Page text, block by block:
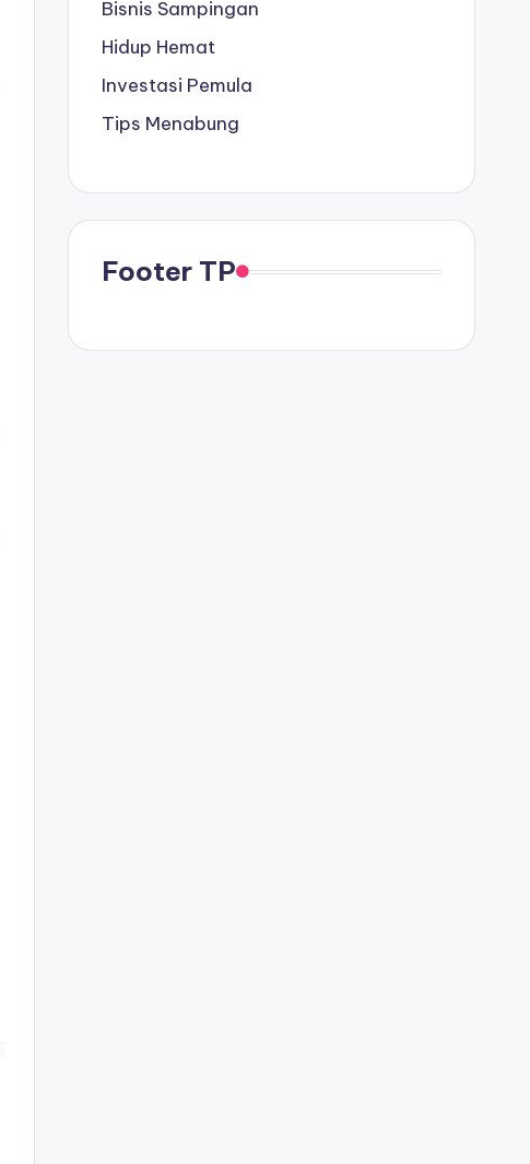
Bisnis Sampingan
Hidup Hemat
Investasi Pemula
Tips Menabung
Footer TP